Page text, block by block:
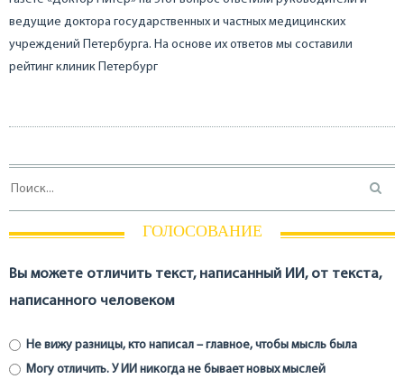
ведущие доктора государственных и частных медицинских
учреждений Петербурга. На основе их ответов мы составили
рейтинг клиник Петербург
ГОЛОСОВАНИЕ
Вы можете отличить текст, написанный ИИ, от текста,
написанного человеком
Не вижу разницы, кто написал – главное, чтобы мысль была
Могу отличить. У ИИ никогда не бывает новых мыслей